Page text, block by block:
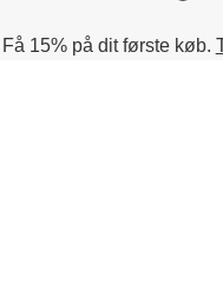
Få 15% på dit første køb.